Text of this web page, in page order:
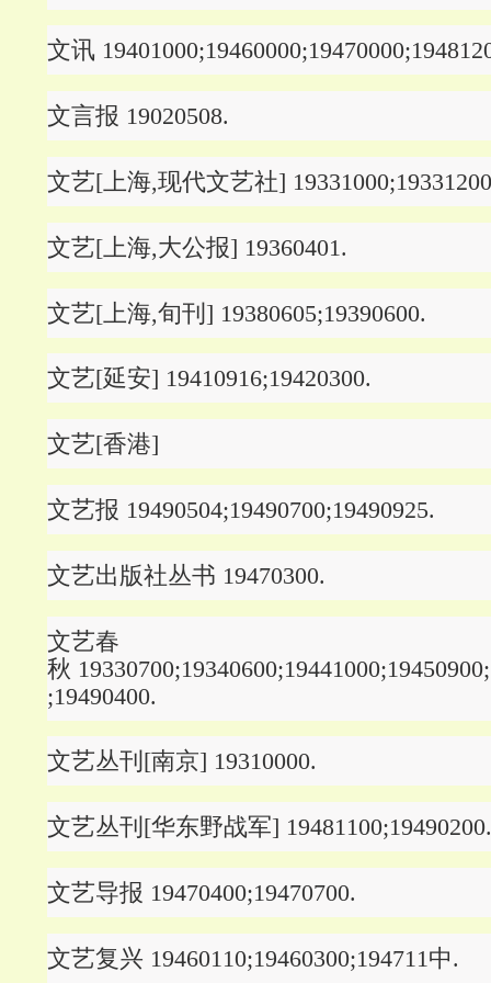
文讯
文言报 19020508.
文艺[上海,现代文艺社]
文艺[上海,大公报] 19360401.
文艺[上海,旬刊] 19380605;19390600.
文艺[延安] 19410916;19420300.
文艺[香港]
文艺报 19490504;19490700;19490925.
文艺出版社丛书 19470300.
文艺春
秋
;19490400.
文艺丛刊[南京] 19310000.
文艺丛刊[华东野战军] 19481100;19490200.
文艺导报 19470400;19470700.
文艺复兴 19460110;19460300;194711中.